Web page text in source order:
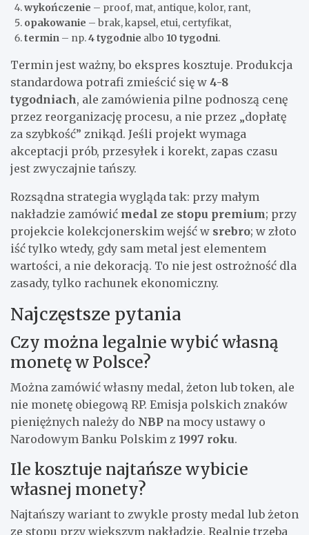
wykończenie – proof, mat, antique, kolor, rant,
opakowanie – brak, kapsel, etui, certyfikat,
termin – np.4 tygodnie albo 10 tygodni.
Termin jest ważny, bo ekspres kosztuje. Produkcja
standardowa potrafi zmieścić się w 4-8
tygodniach, ale zamówienia pilne podnoszą cenę
przez reorganizację procesu, a nie przez „dopłatę
za szybkość” znikąd. Jeśli projekt wymaga
akceptacji prób, przesyłek i korekt, zapas czasu
jest zwyczajnie tańszy.
Rozsądna strategia wygląda tak: przy małym
nakładzie zamówić medal ze stopu premium; przy
projekcie kolekcjonerskim wejść w srebro; w złoto
iść tylko wtedy, gdy sam metal jest elementem
wartości, a nie dekoracją. To nie jest ostrożność dla
zasady, tylko rachunek ekonomiczny.
Najczęstsze pytania
Czy można legalnie wybić własną
monetę w Polsce?
Można zamówić własny medal, żeton lub token, ale
nie monetę obiegową RP. Emisja polskich znaków
pieniężnych należy do NBP na mocy ustawy o
Narodowym Banku Polskim z 1997 roku.
Ile kosztuje najtańsze wybicie
własnej monety?
Najtańszy wariant to zwykle prosty medal lub żeton
ze stopu przy większym nakładzie. Realnie trzeba